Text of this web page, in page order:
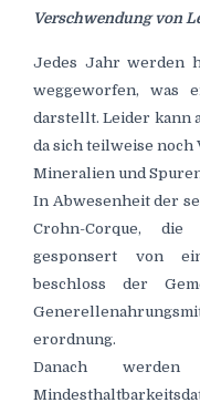
Verschwendung von
Jedes Jahr werden
weggeworfen, was
darstellt. Leider kann
da sich teilweise noch
Mineralien und
In Abwesenheit der
Crohn-Corque,
gesponsert von
beschloss der
erordnung.
Danach